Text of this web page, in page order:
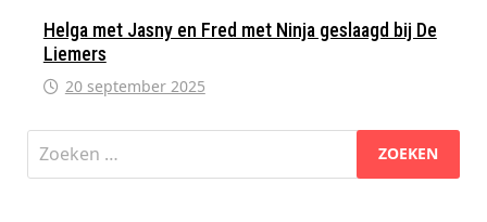
Helga met Jasny en Fred met Ninja geslaagd bij De
Liemers
20 september 2025
Zoeken
naar: